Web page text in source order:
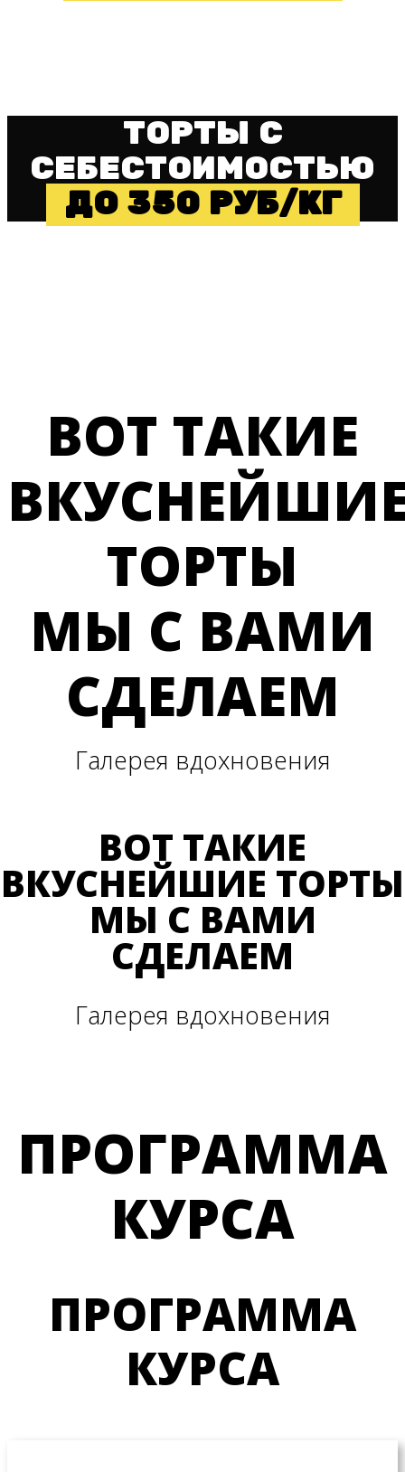
ТОРТЫ С
СЕБЕСТОИМОСТЬЮ
ДО 350 РУБ/КГ
ВОТ ТАКИЕ
ТОРТЫ
МЫ С ВАМИ
СДЕЛАЕМ
Галерея вдохновения
ВОТ ТАКИЕ
ВКУСНЕЙШИЕ ТОРТЫ
МЫ С ВАМИ
СДЕЛАЕМ
Галерея вдохновения
ПРОГРАММА
КУРСА
ПРОГРАММА
КУРСА